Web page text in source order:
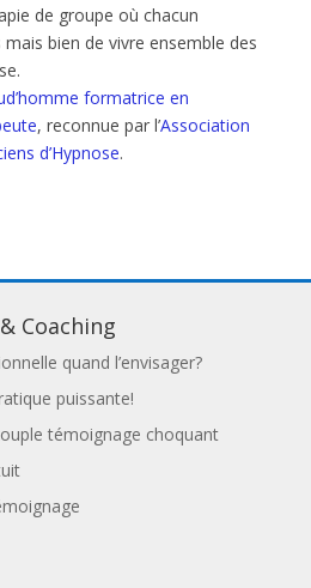
de groupe où chacun
bien de vivre ensemble des
formatrice en
, reconnue par l’Association
d’Hypnose.
Coaching
quand l’envisager?
puissante!
témoignage choquant